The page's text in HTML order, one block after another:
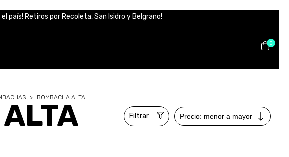
país! Retiros por Recoleta, San Isidro y Belgrano!
0
> BOMBACHA ALTA
Filtrar